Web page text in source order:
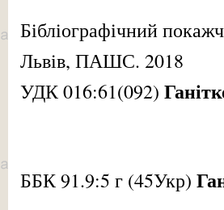
Бібліографічний
Львів, ПАШС. 2018
УДК 016:61(092)
ББК 91.9:5 г (45Укр)